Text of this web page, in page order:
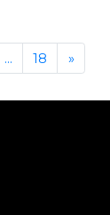
... 18 »